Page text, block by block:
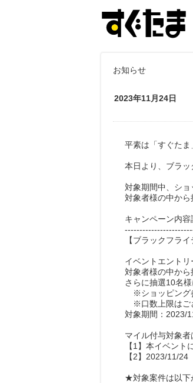
お知らせ
2023年11月24日
平素は「すぐたま
本日より、ブラッ
対象期間中、ショ
対象者様の中か
キャンペーン内容
【ブラックフラ
イベントエント
対象者様の中から
さらに抽選10名
※ショッピング
※口数上限はご
対象期間：2023/
マイル付与対象者
【1】本イベント
【2】2023/11/
★対象案件は以下